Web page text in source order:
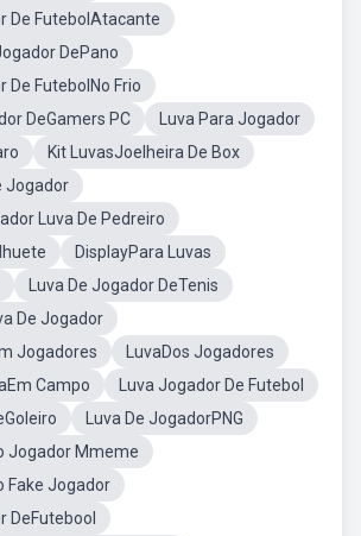
De FutebolAtacante
DePano
De FutebolNo Frio
DeGamers PC
Luva Para Jogador
Kit LuvasJoelheira De Box
Jogador
Luva De Pedreiro
DisplayPara Luvas
Luva De Jogador DeTenis
De Jogador
Jogadores
LuvaDos Jogadores
Campo
Luva Jogador De Futebol
Luva De JogadorPNG
Jogador Mmeme
Fake Jogador
DeFutebool